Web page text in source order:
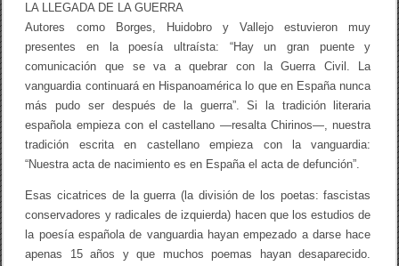
LA LLEGADA DE LA GUERRA
Autores como Borges, Huidobro y Vallejo estuvieron muy
presentes en la poesía ultraísta: “Hay un gran puente y
comunicación que se va a quebrar con la Guerra Civil. La
vanguardia continuará en Hispanoamérica lo que en España nunca
más pudo ser después de la guerra”. Si la tradición literaria
española empieza con el castellano —resalta Chirinos—, nuestra
tradición escrita en castellano empieza con la vanguardia:
“Nuestra acta de nacimiento es en España el acta de defunción”.
Esas cicatrices de la guerra (la división de los poetas: fascistas
conservadores y radicales de izquierda) hacen que los estudios de
la poesía española de vanguardia hayan empezado a darse hace
apenas 15 años y que muchos poemas hayan desaparecido.